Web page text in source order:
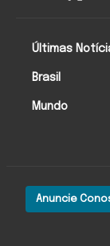
Anuncie
Últimas
Brasil
Mundo